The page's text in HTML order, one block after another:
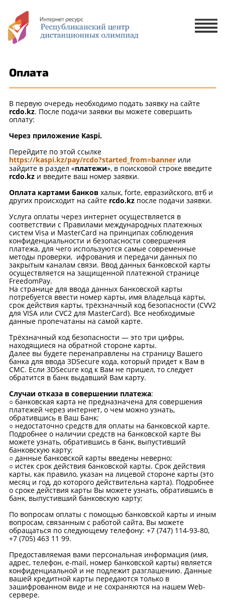
Оплата
В первую очередь необходимо подать заявку на сайте
rcdo.kz. После подачи заявки вы можете совершить
оплату:
Через приложение Kaspi.
Перейдите по этой ссылке
https://kaspi.kz/pay/rcdo?started_from=bannerили
зайдите в раздел «платежи», в поисковой строке введите
rcdo.kzи введите ваш номер заявки.
Оплата картами банковхалык, forte, евразийского, втб и
других происходит на сайте rcdo.kzпосле подачи заявки.
Услуга оплаты через интернет осуществляется в
соответствии с Правилами международных платежных
систем Visa и MasterCard на принципах соблюдения
конфиденциальности и безопасности совершения
платежа, для чего используются самые современные
методы проверки, ифрования и передачи данных по
закрытым каналам связи. Ввод данных банковской карты
осуществляется на защищенной платежной странице
FreedomPay.
На странице для ввода данных банковской карты
потребуется ввести номер карты, имя владельца карты,
срок действия карты, трёхзначный код безопасности (CVV2
для VISA или CVC2 для MasterCard). Все необходимые
данные пропечатаны на самой карте.
Трёхзначный код безопасности — это три цифры,
находящиеся на обратной стороне карты.
Далее вы будете перенаправлены на страницу Вашего
банка для ввода 3DSecure кода, который придет к Вам в
СМС. Если 3DSecure код к Вам не пришел, то следует
обратится в банк выдавший Вам карту.
Случаи отказа в совершении платежа:
○ банковская карта не предназначена для совершения
платежей через интернет, о чем можно узнать,
обратившись в Ваш Банк;
○ недостаточно средств для оплаты на банковской карте.
Подробнее о наличии средств на банковской карте Вы
можете узнать, обратившись в банк, выпустивший
банковскую карту;
○ данные банковской карты введены неверно;
○ истек срок действия банковской карты. Срок действия
карты, как правило, указан на лицевой стороне карты (это
месяц и год, до которого действительна карта). Подробнее
о сроке действия карты Вы можете узнать, обратившись в
банк, выпустивший банковскую карту;
По вопросам оплаты с помощью банковской карты и иным
вопросам, связанным с работой сайта, Вы можете
обращаться по следующему телефону: +7 (747) 114-93-80,
+7 (705) 463 11 99.
Предоставляемая вами персональная информация (имя,
адрес, телефон, e-mail, номер банковской карты) является
конфиденциальной и не подлежит разглашению. Данные
вашей кредитной карты передаются только в
зашифрованном виде и не сохраняются на нашем Web-
сервере.
ҚАЗАҚ ТІЛІНДЕ ӨТІНІМ БЕРУ
1 ученик